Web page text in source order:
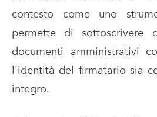
contesto come uno
permette di sottoscrivere
documenti amministrativi
l'identità del firmatario sia
integro.